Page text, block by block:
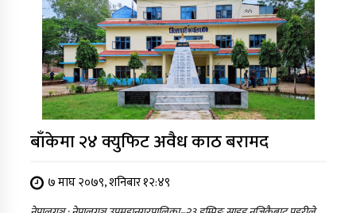
बाँकेमा २४ क्युफिट अवैध काठ बरामद
७ माघ २०७९, शनिबार १२:४९